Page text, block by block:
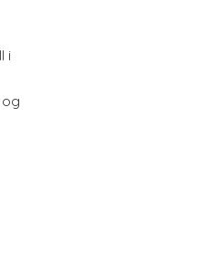
i
og